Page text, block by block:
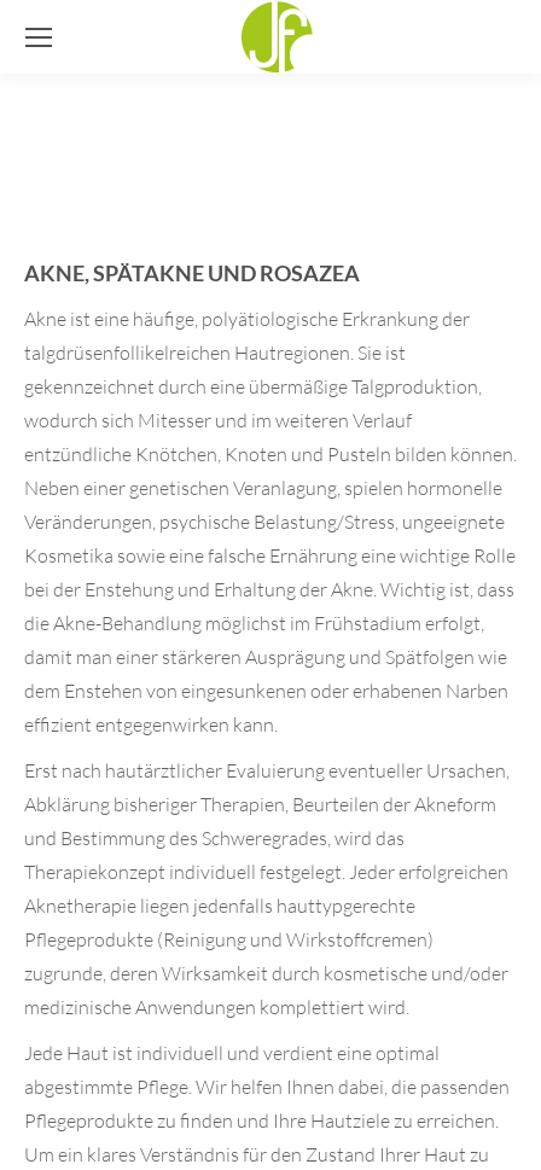
AKNE, SPÄTAKNE UND ROSAZEA
Akne ist eine häufige, polyätiologische Erkrankung der
talgdrüsenfollikelreichen Hautregionen. Sie ist
gekennzeichnet durch eine übermäßige Talgproduktion,
wodurch sich Mitesser und im weiteren Verlauf
entzündliche Knötchen, Knoten und Pusteln bilden können.
Neben einer genetischen Veranlagung, spielen hormonelle
Veränderungen, psychische Belastung/Stress, ungeeignete
Kosmetika sowie eine falsche Ernährung eine wichtige Rolle
bei der Enstehung und Erhaltung der Akne. Wichtig ist, dass
die Akne-Behandlung möglichst im Frühstadium erfolgt,
damit man einer stärkeren Ausprägung und Spätfolgen wie
dem Enstehen von eingesunkenen oder erhabenen Narben
effizient entgegenwirken kann.
Erst nach hautärztlicher Evaluierung eventueller Ursachen,
Abklärung bisheriger Therapien, Beurteilen der Akneform
und Bestimmung des Schweregrades, wird das
Therapiekonzept individuell festgelegt. Jeder erfolgreichen
Aknetherapie liegen jedenfalls hauttypgerechte
Pflegeprodukte (Reinigung und Wirkstoffcremen)
zugrunde, deren Wirksamkeit durch kosmetische und/oder
medizinische Anwendungen komplettiert wird.
Jede Haut ist individuell und verdient eine optimal
abgestimmte Pflege. Wir helfen Ihnen dabei, die passenden
Pflegeprodukte zu finden und Ihre Hautziele zu erreichen.
Um ein klares Verständnis für den Zustand Ihrer Haut zu